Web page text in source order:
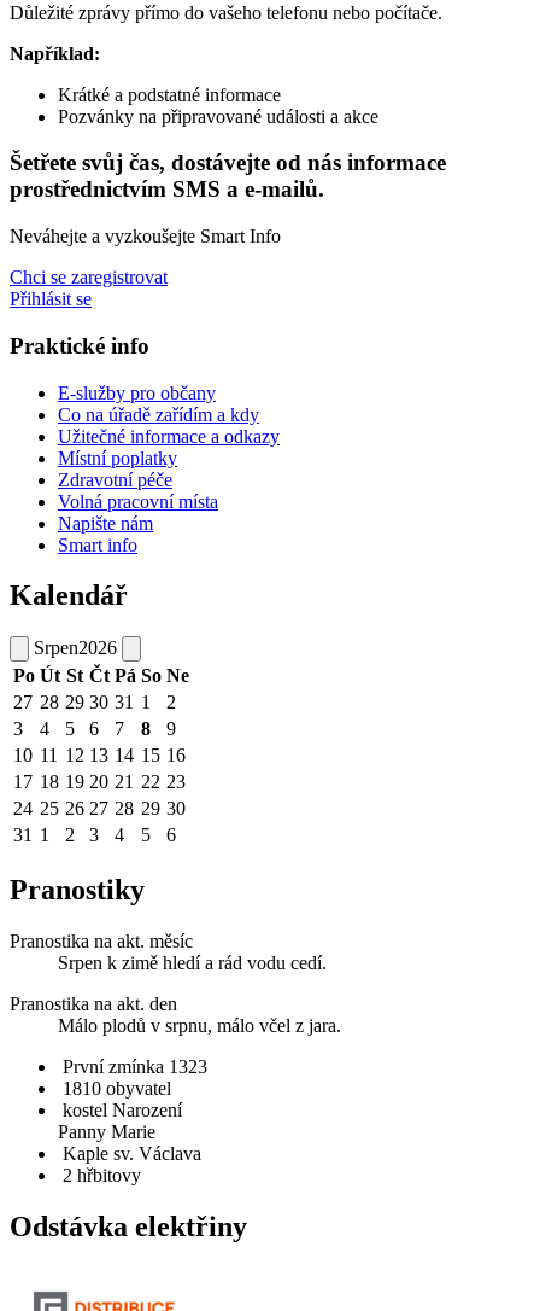
Důležité zprávy přímo do vašeho telefonu nebo počítače.
Například:
Krátké a podstatné informace
Pozvánky na připravované události a akce
Šetřete svůj čas, dostávejte od nás informace
prostřednictvím SMS a e-mailů.
Neváhejte a vyzkoušejte Smart Info
Chci se zaregistrovat
Přihlásit se
Praktické info
E-služby pro občany
Co na úřadě zařídím a kdy
Užitečné informace a odkazy
Místní poplatky
Zdravotní péče
Volná pracovní místa
Napište nám
Smart info
Kalendář
Srpen2026
Po Út St Čt Pá So Ne
27 28 29 30 31 1
2
3
4 5 6 7 8
9
10 11 12 13 14 15 16
17 18 19 20 21 22 23
24 25 26 27 28 29 30
31 1 2 3 4 5 6
Pranostiky
Pranostika na akt. měsíc
Srpen k zimě hledí a rád vodu cedí.
Pranostika na akt. den
Málo plodů v srpnu, málo včel z jara.
První zmínka 1323
1810 obyvatel
kostel Narození
Panny Marie
Kaple sv. Václava
2 hřbitovy
Odstávka elektřiny